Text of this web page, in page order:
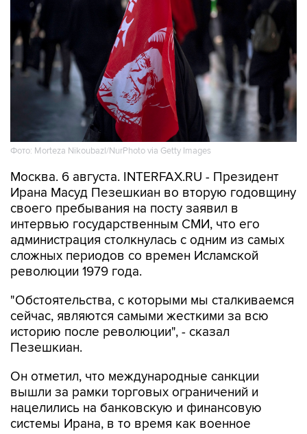
Фото: Morteza Nikoubazl/NurPhoto via Getty Images
Москва. 6 августа. INTERFAX.RU - Президент
Ирана Масуд Пезешкиан во вторую годовщину
своего пребывания на посту заявил в
интервью государственным СМИ, что его
администрация столкнулась с одним из самых
сложных периодов со времен Исламской
революции 1979 года.
"Обстоятельства, с которыми мы сталкиваемся
сейчас, являются самыми жесткими за всю
историю после революции", - сказал
Пезешкиан.
Он отметил, что международные санкции
вышли за рамки торговых ограничений и
нацелились на банковскую и финансовую
системы Ирана, в то время как военное